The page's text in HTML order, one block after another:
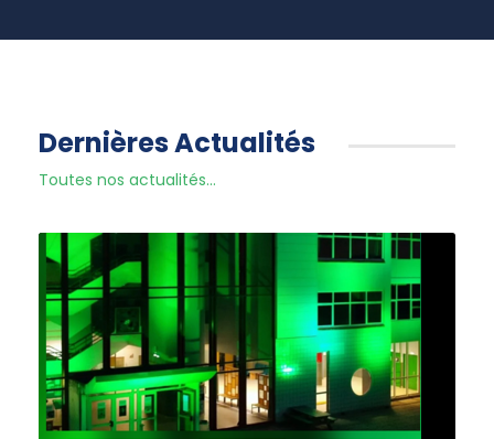
Dernières Actualités
Toutes nos actualités...